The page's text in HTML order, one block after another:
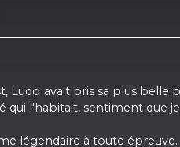
Ludo avait pris sa plus
qui l'habitait, sentiment que
légendaire à toute épreuve.